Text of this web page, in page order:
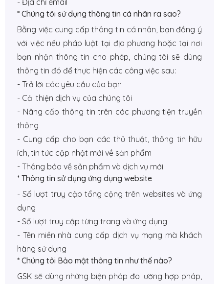
* Chúng tôi sử dụng thông tin cá nhân ra sao?
Bằng việc cung cấp thông tin cá nhân, bạn đồng ý
với việc nếu pháp luật tại địa phương hoặc tại nơi
bạn nhận thông tin cho phép, chúng tôi sẽ dùng
thông tin đó để thực hiện các công việc sau:
- Trả lời các yêu cầu của bạn
- Cải thiện dịch vụ của chúng tôi
- Nâng cấp thông tin trên các phương tiện truyền
thông
- Cung cấp cho bạn các thủ thuật, thông tin hữu
ích, tin tức cập nhật mới về sản phẩm
- Thông báo về sản phẩm và dịch vụ mới
* Thông tin sử dụng ứng dụng website
- Số lượt truy cập tổng cộng trên websites và ứng
dụng
- Số lượt truy cập từng trang và ứng dụng
- Tên miền nhà cung cấp dịch vụ mạng mà khách
hàng sử dụng
* Chúng tôi Bảo mật thông tin như thế nào?
GSK sẽ dùng những biện pháp đo lường hợp pháp,